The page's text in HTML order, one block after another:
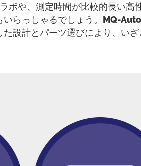
や、測定時間が比較的長い高
らっしゃるでしょう。 MQ-Auto
設計とパーツ選びにより、い